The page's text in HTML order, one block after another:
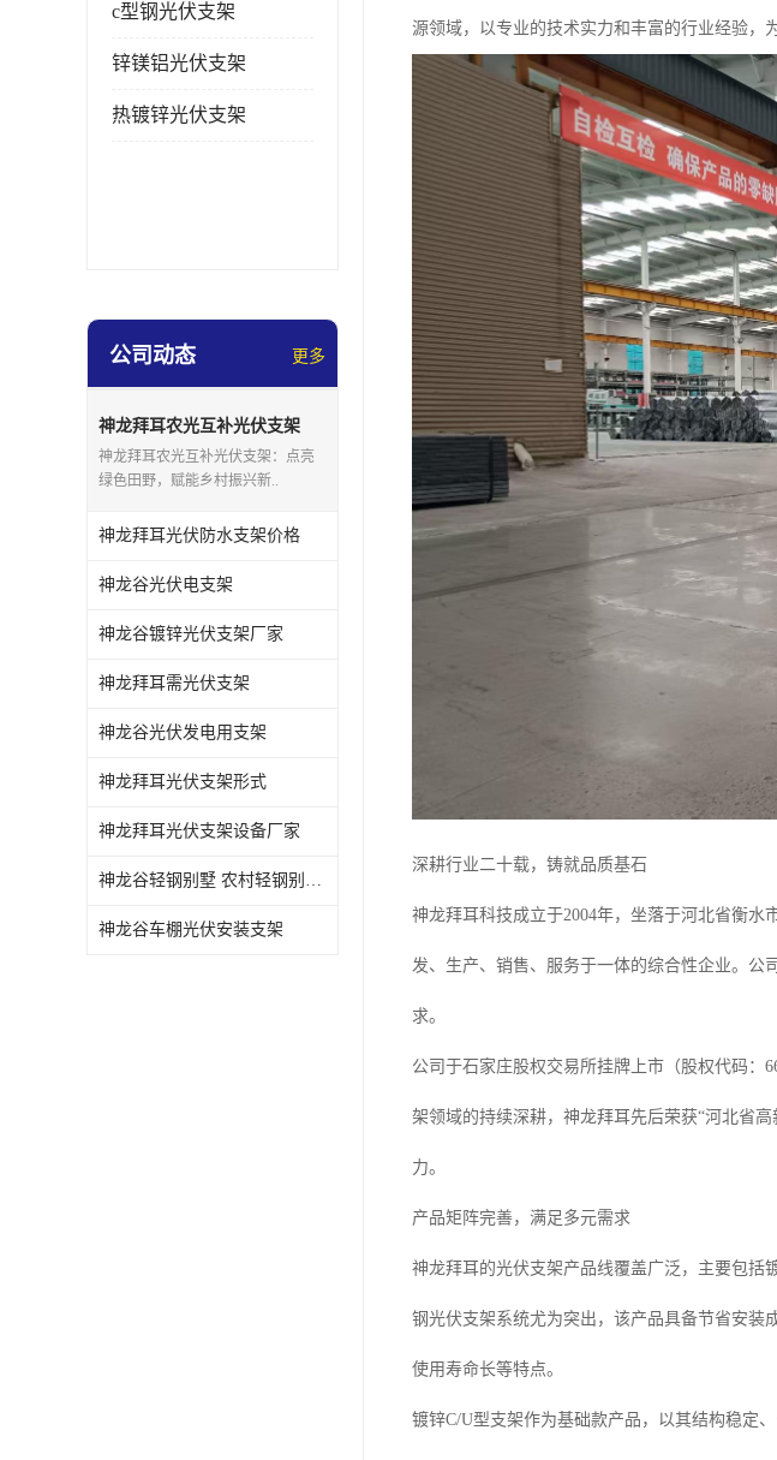
c型钢光伏支架
锌镁铝光伏支架
热镀锌光伏支架
公司动态 更多
神龙拜耳农光互补光伏支架
神龙拜耳农光互补光伏支架：点亮
绿色田野，赋能乡村振兴新..
神龙拜耳光伏防水支架价格
神龙谷光伏电支架
神龙谷镀锌光伏支架厂家
神龙拜耳需光伏支架
神龙谷光伏发电用支架
神龙拜耳光伏支架形式
神龙拜耳光伏支架设备厂家
神龙谷轻钢别墅 农村轻钢别墅13万二层房
神龙谷车棚光伏安装支架
源领域，以专业的技术实力和丰富的行业经验，
深耕行业二十载，铸就品质基石
神龙拜耳科技成立于2004年，坐落于河北省衡
发、生产、销售、服务于一体的综合性企业。公
求。
公司于石家庄股权交易所挂牌上市（股权代码：
架领域的持续深耕，神龙拜耳先后荣获“河北省
力。
产品矩阵完善，满足多元需求
神龙拜耳的光伏支架产品线覆盖广泛，主要包括
钢光伏支架系统尤为突出，该产品具备节省安装
使用寿命长等特点。
镀锌C/U型支架作为基础款产品，以其结构稳定